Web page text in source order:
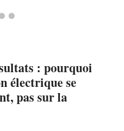
: pourquoi
électrique se
pas sur la